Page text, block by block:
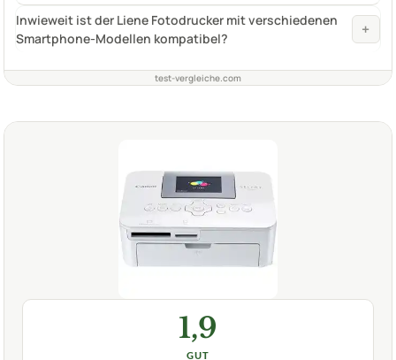
Inwieweit ist der Liene Fotodrucker mit verschiedenen
Smartphone-Modellen kompatibel?
+
test-vergleiche.com
1,9
GUT